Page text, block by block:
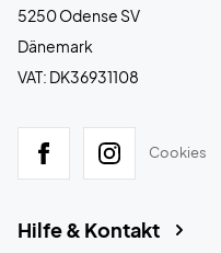
5250 Odense SV
Dänemark
VAT: DK36931108
Cookies
Hilfe & Kontakt